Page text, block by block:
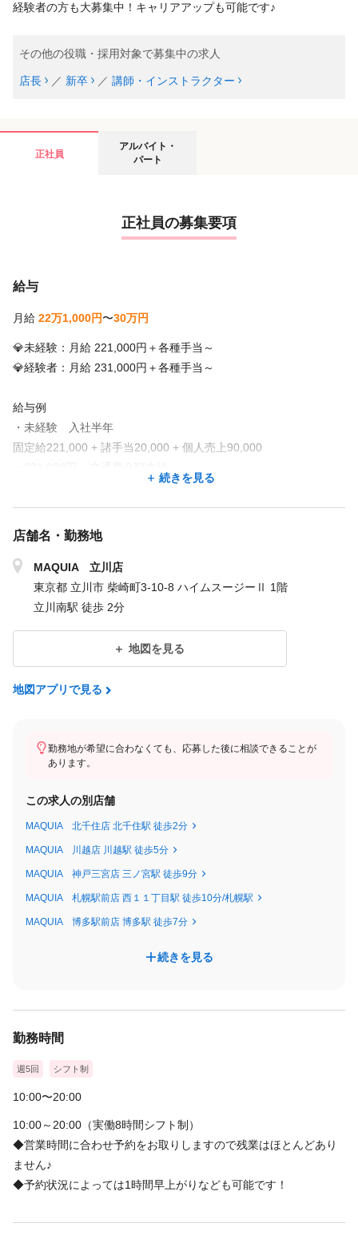
経験者の方も大募集中！キャリアアップも可能です♪
その他の役職・採用対象で募集中の求人
店長 ／ 新卒 ／ 講師・インストラクター
正社員
アルバイト・
パート
正社員の募集要項
給与
月給 22万1,000円〜30万円
💎未経験：月給 221,000円＋各種手当～
💎経験者：月給 231,000円＋各種手当～
給与例
・未経験 入社半年
固定給221,000 + 諸手当20,000 + 個人売上90,000
・経験者 入社1年
固定給231,000 + 諸手当30,000 + 個人売上歩合150,000
✨売上インセンティブ 最大20％バック！
試用期間あり：3か月／時給1,230円～
＼サロン環境とサポート／
1⃣専用コールセンターあり📞
施術中の電話対応なし！施術に集中できます♪
店内はほとんどの店舗が半個室。落ち着いた店内で快適に働ける
3⃣自慢の研修制度📚
・営業時間内研修の為、 残業なし
・東京に研修センターあり（希望者は会社費用で参加可能）
・話題のメニューも随時研修を実施 → バインドロック／パリジェ
4⃣希望エリアで勤務OK🚃
マネージャー / 研修講師 / スクール講師 / SV など、あなたの未来
👀見学だけでもOK！
あなたの「やりたい」を全力で応援します！
ご応募お待ちしています💖
続きを見る
店舗名・勤務地
MAQUIA 立川店
東京都 立川市 柴崎町3-10-8 ハイムスージーⅡ 1階
立川南駅 徒歩 2分
地図を見る
地図アプリで見る
勤務地が希望に合わなくても、応募した後に相談できることが
あります。
この求人の別店舗
MAQUIA 北千住店 北千住駅 徒歩2分
MAQUIA 川越店 川越駅 徒歩5分
MAQUIA 神戸三宮店 三ノ宮駅 徒歩9分
MAQUIA 札幌駅前店 西１１丁目駅 徒歩10分/札幌駅
MAQUIA 博多駅前店 博多駅 徒歩7分
続きを見る
勤務時間
週5回 シフト制
10:00〜20:00
10:00～20:00（実働8時間シフト制）
◆営業時間に合わせ予約をお取りしますので残業はほとんどあり
ません♪
◆予約状況によっては1時間早上がりなども可能です！